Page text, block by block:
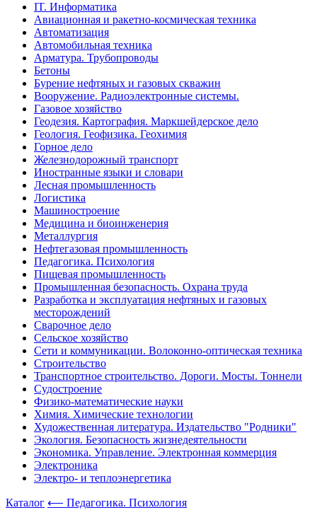
IT. Информатика
Авиационная и ракетно-космическая техника
Автоматизация
Автомобильная техника
Арматура. Трубопроводы
Бетоны
Бурение нефтяных и газовых скважин
Вооружение. Радиоэлектронные системы.
Газовое хозяйство
Геодезия. Картография. Маркшейдерское дело
Геология. Геофизика. Геохимия
Горное дело
Железнодорожный транспорт
Иностранные языки и словари
Лесная промышленность
Логистика
Машиностроение
Медицина и биоинженерия
Металлургия
Нефтегазовая промышленность
Педагогика. Психология
Пищевая промышленность
Промышленная безопасность. Охрана труда
Разработка и эксплуатация нефтяных и газовых
месторождений
Сварочное дело
Сельское хозяйство
Сети и коммуникации. Волоконно-оптическая техника
Строительство
Транспортное строительство. Дороги. Мосты. Тоннели
Судостроение
Физико-математические науки
Химия. Химические технологии
Художественная литература. Издательство "Родники"
Экология. Безопасность жизнедеятельности
Экономика. Управление. Электронная коммерция
Электроника
Электро- и теплоэнергетика
Каталог ⟵ Педагогика. Психология